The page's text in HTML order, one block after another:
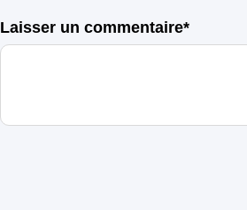
Laisser un commentaire*